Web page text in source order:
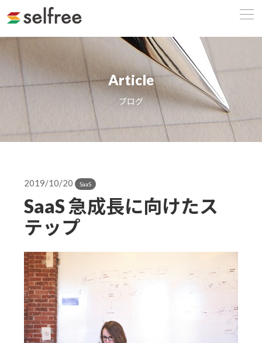
Article
ブログ
2019/10/20 SaaS
SaaS 急成長に向けたス
テップ